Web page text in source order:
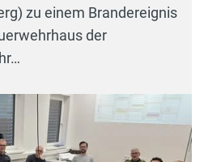
zu einem Brandereignis
der